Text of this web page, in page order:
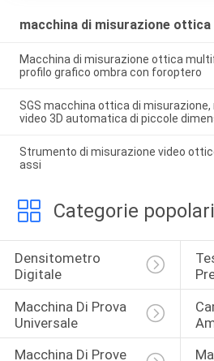
macchina di misurazione ottica
Macchina di misurazione ottica
profilo grafico ombra con foroptero
SGS macchina ottica di
video 3D automatica di piccole
Strumento di misurazione video
assi
Categorie popolari
Densitometro
Digitale
Macchina Di Prova
Universale
Macchina Di Prove